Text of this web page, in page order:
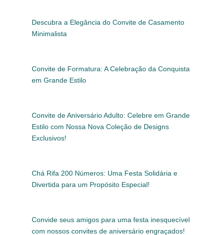
Descubra a Elegância do Convite de Casamento
Minimalista
Convite de Formatura: A Celebração da Conquista
em Grande Estilo
Convite de Aniversário Adulto: Celebre em Grande
Estilo com Nossa Nova Coleção de Designs
Exclusivos!
Chá Rifa 200 Números: Uma Festa Solidária e
Divertida para um Propósito Especial!
Convide seus amigos para uma festa inesquecível
com nossos convites de aniversário engraçados!